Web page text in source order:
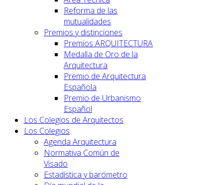
Reforma de las
mutualidades
Premios y distinciones
Premios ARQUITECTURA
Medalla de Oro de la
Arquitectura
Premio de Arquitectura
Española
Premio de Urbanismo
Español
Los Colegios de Arquitectos
Los Colegios
Agenda Arquitectura
Normativa Común de
Visado
Estadística y barómetro